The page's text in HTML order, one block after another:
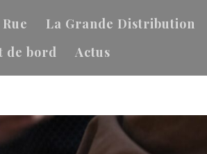
La Grande Distribution
de bord Actus